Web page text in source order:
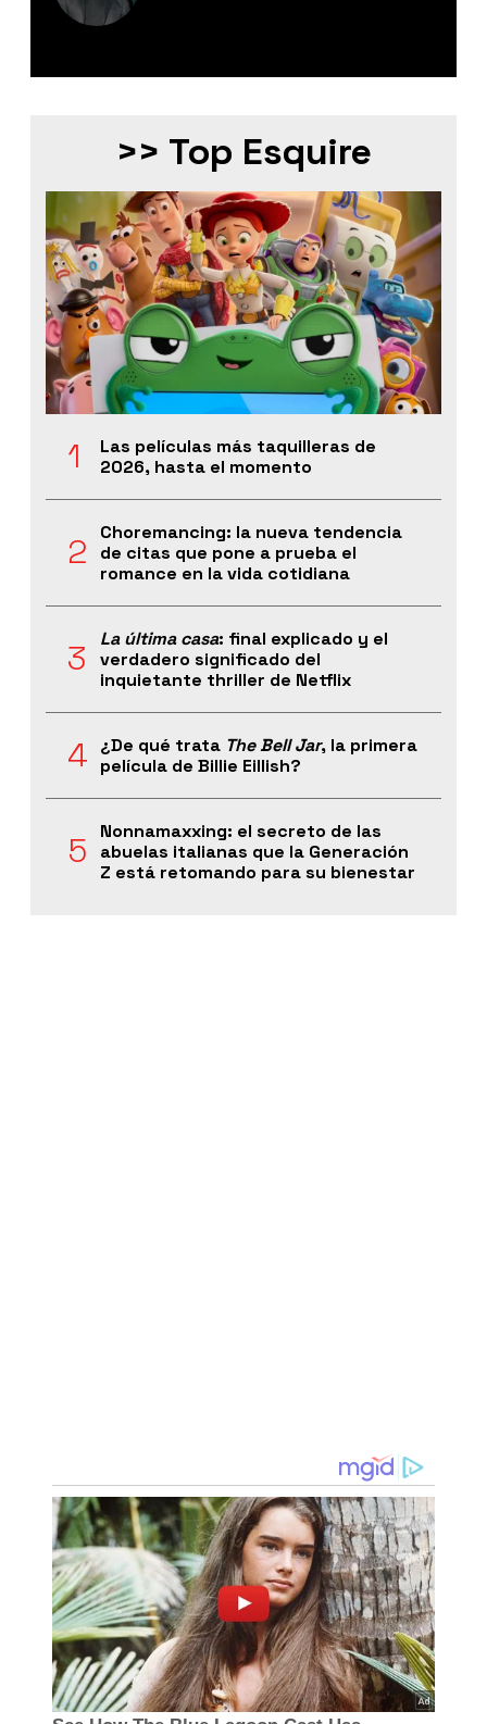
>> Top Esquire
Las películas más taquilleras de
2026, hasta el momento
Choremancing: la nueva tendencia
de citas que pone a prueba el
romance en la vida cotidiana
La última casa: final explicado y el
verdadero significado del
inquietante thriller de Netflix
¿De qué trata The Bell Jar, la primera
película de Billie Eillish?
Nonnamaxxing: el secreto de las
abuelas italianas que la Generación
Z está retomando para su bienestar